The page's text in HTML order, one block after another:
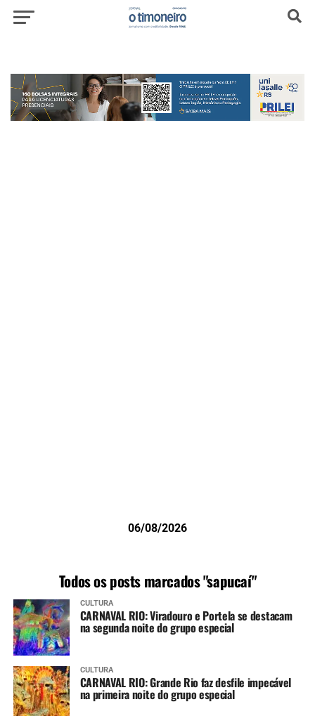
06/08/2026
Todos os posts marcados "sapucaí"
CULTURA
CARNAVAL RIO: Viradouro e Portela se destacam
na segunda noite do grupo especial
CULTURA
CARNAVAL RIO: Grande Rio faz desfile impecável
na primeira noite do grupo especial